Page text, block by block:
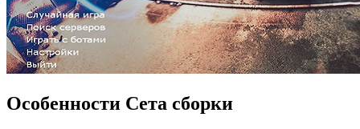
Особенности Сета сборки